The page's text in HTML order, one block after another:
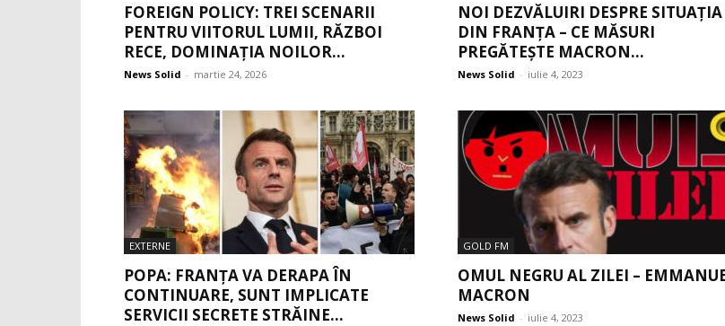
FOREIGN POLICY: TREI SCENARII
PENTRU VIITORUL LUMII, RĂZBOI
RECE, DOMINAȚIA NOILOR...
News Solid - martie 24, 2026
NOI DEZVĂLUIRI DESPRE SITUAȚIA
DIN FRANȚA – CE MĂSURI
PREGĂTEȘTE MACRON...
News Solid - iulie 4, 2023
EXTERNE
POPA: FRANȚA VA DERAPA ÎN
CONTINUARE, SUNT IMPLICATE
SERVICII SECRETE STRĂINE...
GOLD FM
OMUL NEGRU AL ZILEI –
MACRON
News Solid - iulie 4, 2023